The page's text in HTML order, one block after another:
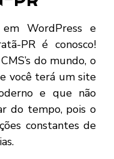
WordPress e
PR é conosco!
do mundo, o
você terá um site
e que não
do tempo, pois o
constantes de